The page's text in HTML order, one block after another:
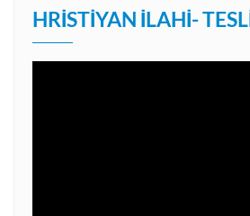
HRISTIYAN İLAHI-